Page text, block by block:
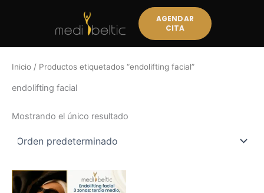
AGENDAR
CITA
Inicio / Productos etiquetados “endolifting facial”
endolifting facial
Mostrando el único resultado